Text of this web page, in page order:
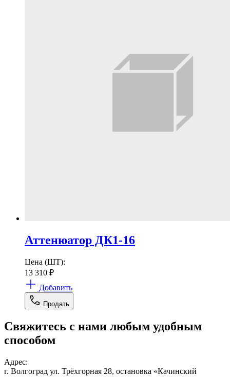
Аттенюатор ДК1-16
Цена (ШТ):
13 310 ₽
Добавить
Продать
Свяжитесь с нами любым удобным
способом
Адрес:
г. Волгоград ул. Трёхгорная 28, остановка «Качинский